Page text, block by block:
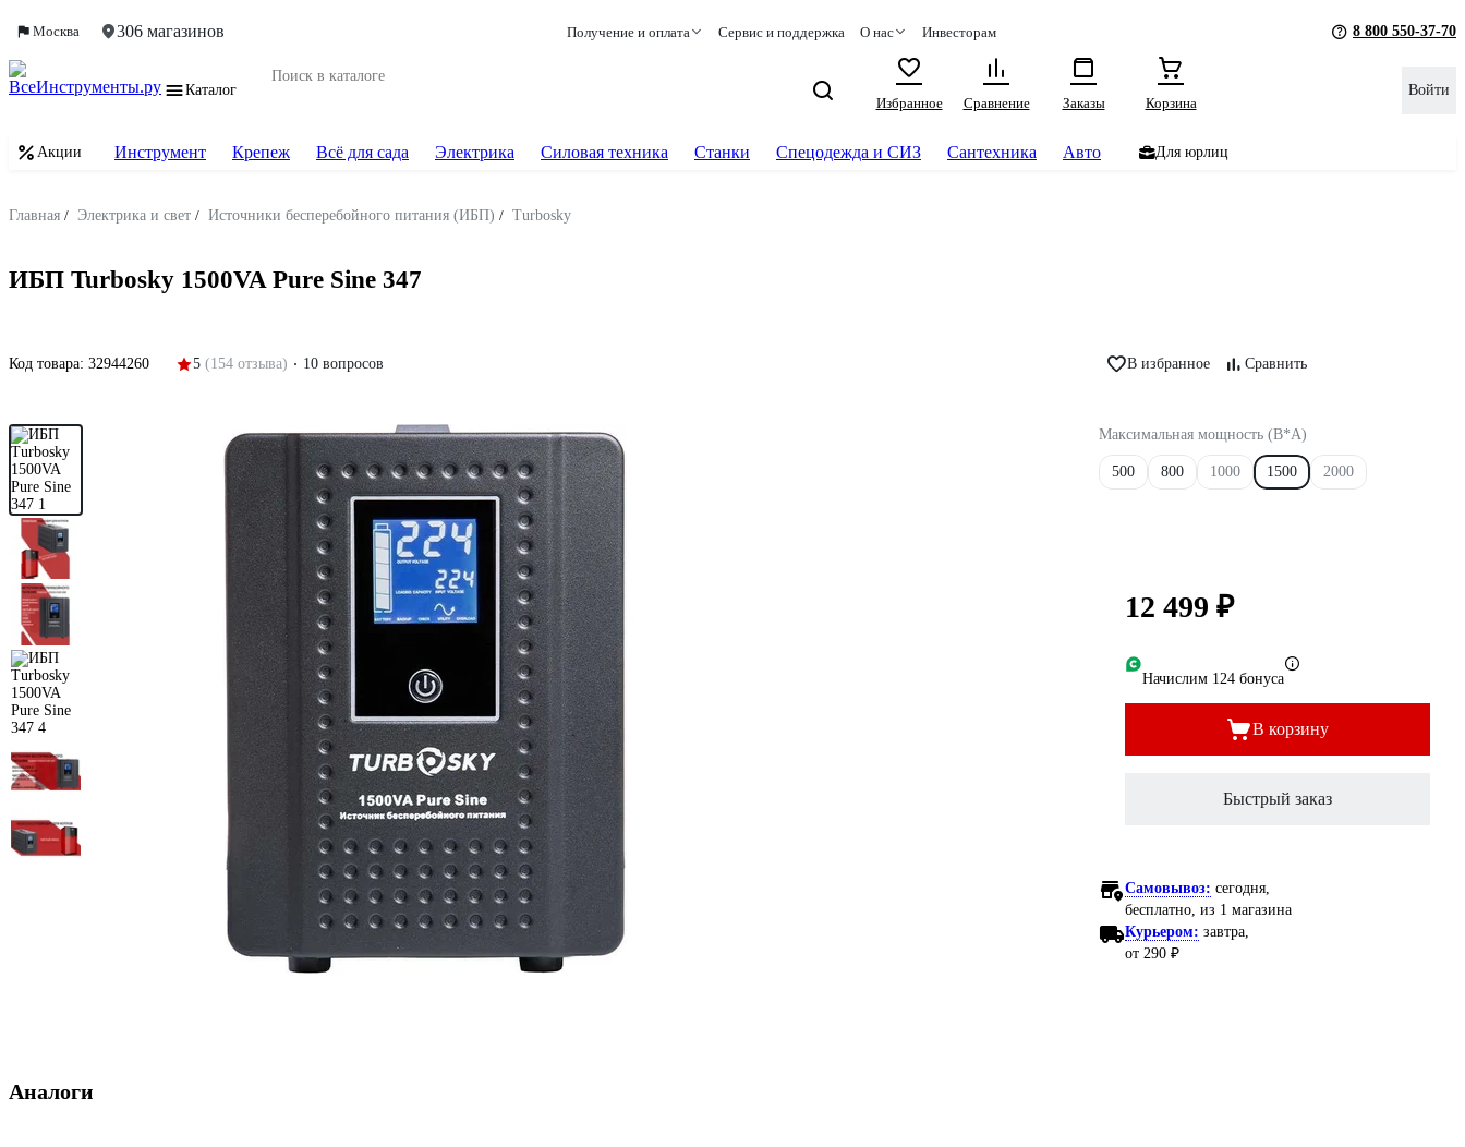
Москва 306 магазинов Получение и оплата Сервис и поддержка О нас Инвесторам 8 800 550-37-70
Каталог
Избранное
Сравнение Заказы Корзина
Войти
Акции Инструмент Крепеж Всё для сада Электрика Силовая техника Станки Спецодежда и СИЗ Сантехника Авто Для юрлиц
Главная / Электрика и свет / Источники бесперебойного питания (ИБП) / Turbosky
ИБП Turbosky 1500VA Pure Sine 347
Код товара: 32944260 5 (154 отзыва) 10 вопросов В избранное Сравнить
Максимальная мощность (В*А)
500 800 1000 1500 2000
12 499 ₽
Начислим 124 бонуса
В корзину
Быстрый заказ
Самовывоз: сегодня,
бесплатно , из 1 магазина
Курьером: завтра,
от 290 ₽
Аналоги